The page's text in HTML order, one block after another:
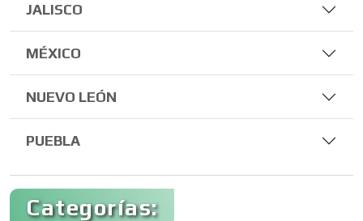
JALISCO
MÉXICO
NUEVO LEÓN
PUEBLA
Categorías: